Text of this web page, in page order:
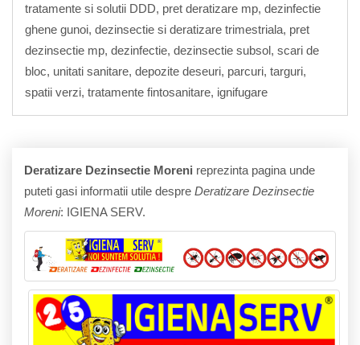
tratamente si solutii DDD, pret deratizare mp, dezinfectie
ghene gunoi, dezinsectie si deratizare trimestriala, pret
dezinsectie mp, dezinfectie, dezinsectie subsol, scari de
bloc, unitati sanitare, depozite deseuri, parcuri, targuri,
spatii verzi, tratamente fintosanitare, ignifugare
Deratizare Dezinsectie Moreni reprezinta pagina unde
puteti gasi informatii utile despre Deratizare Dezinsectie
Moreni: IGIENA SERV.